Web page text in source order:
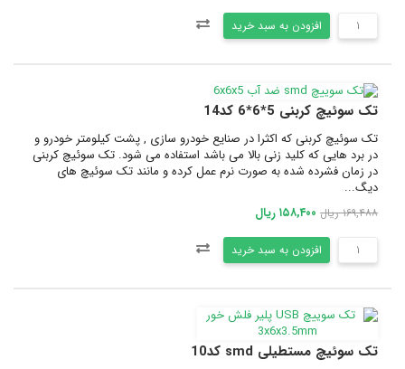
افزودن به سبد خرید
تک سوئیچ کربنی 5*6*6 کد14
تک سوئیچ کربنی که اکثرا در صنایع خودرو سازی , پشت کیلومتر خودرو و
در برد هایی که کلید زنی بالا می باشد استفاده می شود. تک سوئیچ کربنی
در زمان فشرده شده به صورت نرم عمل کرده و مانند تک سوئیچ های
دیگ...
۱۶۹,۴۸۸ ریال ۱۵۸,۴۰۰ ریال
افزودن به سبد خرید
تک سوئیچ مستطیلی smd کد10